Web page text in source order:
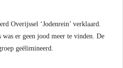
Overijssel ‘Jodenrein’ verklaard.
was er geen jood meer te vinden. De
geëlimineerd.